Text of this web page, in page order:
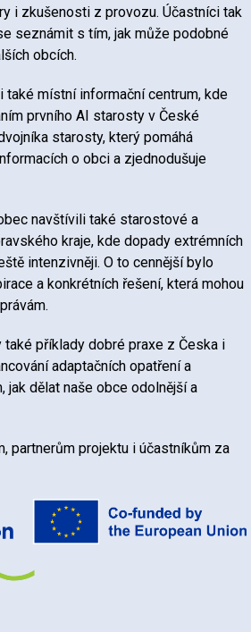
i zkušenosti z provozu. Účastníci tak
seznámit s tím, jak může podobné
obcích.
také místní informační centrum, kde
prvního AI starosty v České
starosty, který pomáhá
o obci a zjednodušuje
navštívili také starostové a
kraje, kde dopady extrémních
intenzivněji. O to cennější bylo
a konkrétních řešení, která mohou
příklady dobré praxe z Česka i
adaptačních opatření a
jak dělat naše obce odolnější a
partnerům projektu i účastníkům za